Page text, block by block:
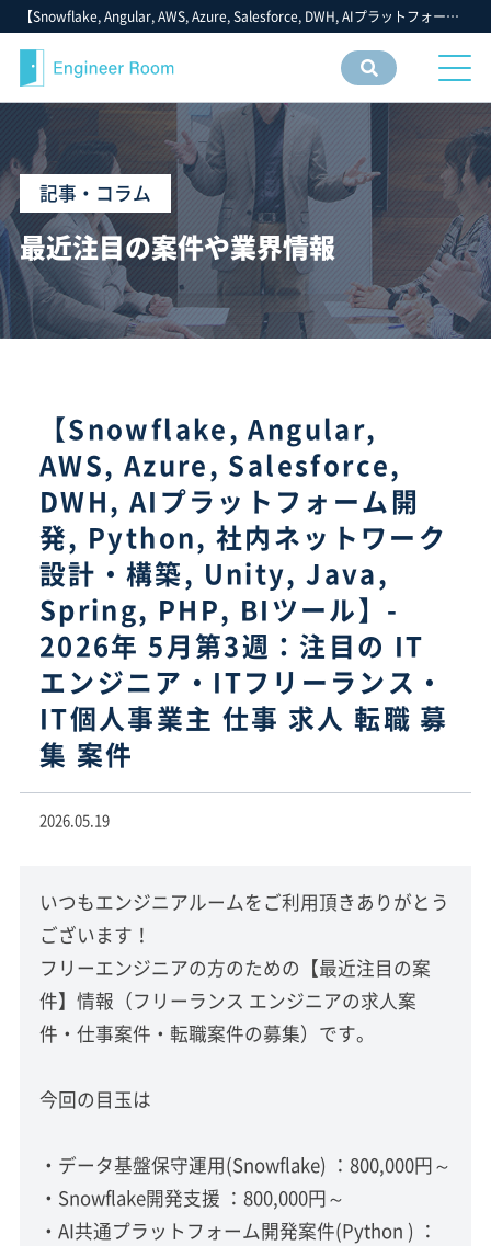
【Snowflake, Angular, AWS, Azure, Salesforce, DWH, AIプラットフォーム開発, Python, 社内ネットワーク設計・構築, Unity, Java, Spring, PHP, BIツール】- 2026年 5月第3週：注目の ITエンジニア・ITフリーランス・IT個人事業主 仕事 求人 転職 募集 案件 - フリーエンジニア IT 案件 求人【エンジニアルーム】ITフリーランス ITエンジニア IT個人事業主 仕事 転職 募集
記事・コラム
最近注目の案件や業界情報
【Snowflake, Angular,
AWS, Azure, Salesforce,
DWH, AIプラットフォーム開
発, Python, 社内ネットワーク
設計・構築, Unity, Java,
Spring, PHP, BIツール】-
2026年 5月第3週：注目の IT
エンジニア・ITフリーランス・
IT個人事業主 仕事 求人 転職 募
集 案件
2026.05.19
いつもエンジニアルームをご利用頂きありがとう
ございます！
フリーエンジニアの方のための【最近注目の案
件】情報（フリーランス エンジニアの求人案
件・仕事案件・転職案件の募集）です。
今回の目玉は
・データ基盤保守運用(Snowflake) ：800,000円～
・Snowflake開発支援 ：800,000円～
・AI共通プラットフォーム開発案件(Python ) ：